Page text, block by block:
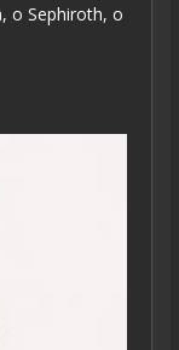
ο Sephiroth, ο